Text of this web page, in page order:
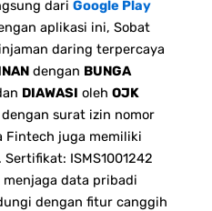
dari Google Play
aplikasi ini, Sobat
daring terpercaya
dengan BUNGA
DIAWASI oleh OJK
surat izin nomor
Fintech juga memiliki
Sertifikat: ISMS1001242
data pribadi
dengan fitur canggih